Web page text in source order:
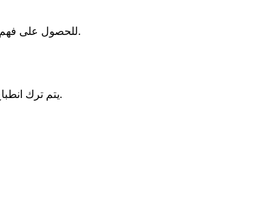
للحصول على فهم أعمق للبرنامج.
يتم ترك انطباع لدى المستخدمين من خلال واجهة المستخدم المحسنة، والتي تتمتع بمظهر أكثر ودية ومباشرة وتخطيط علمي واضح.